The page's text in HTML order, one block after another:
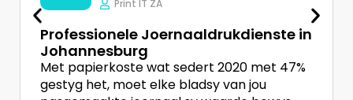
Print IT ZA
Professionele Joernaaldrukdienste in
Johannesburg
Met papierkoste wat sedert 2020 met 47%
gestyg het, moet elke bladsy van jou